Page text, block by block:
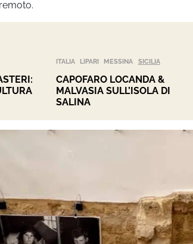
ITALIA LIPARI MESSINA SICILIA
CAPOFARO LOCANDA &
MALVASIA SULL’ISOLA DI
SALINA